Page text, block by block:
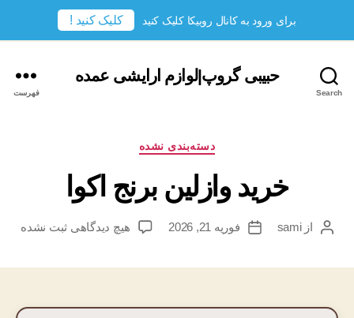
Search
حبیبی گروپ|لوازم ارایشی عمده
فهرست
دسته‌ها
دسته‌بندی نشده
خرید وازلین برنج اکوا
نویسندهٔ
ازsami
تاریخفوریه 21, 2026 هیچ دیدگاهی برای
ثبت نشده
برای ورود به کانال روبیکا کلیک کنید کلیک کنید !